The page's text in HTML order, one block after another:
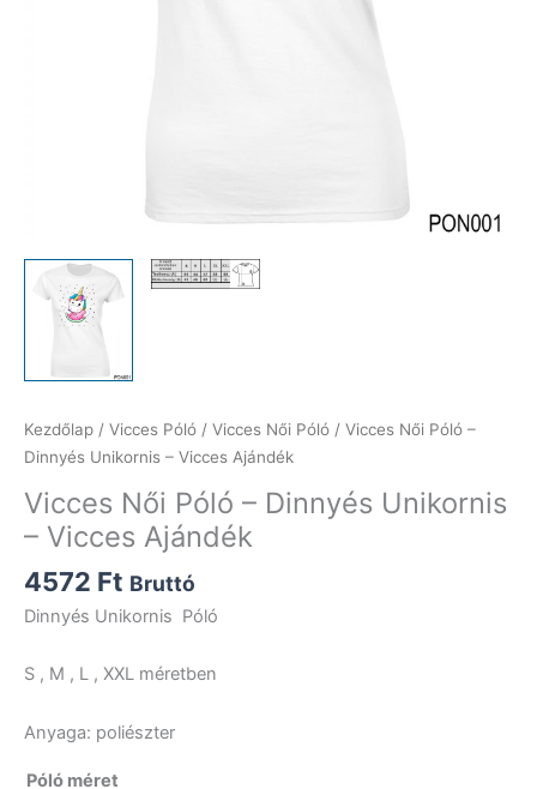
Kezdőlap / Vicces Póló / Vicces Női Póló / Vicces Női Póló –
Dinnyés Unikornis – Vicces Ajándék
Vicces Női Póló – Dinnyés Unikornis
– Vicces Ajándék
4572 Ft Bruttó
Dinnyés Unikornis Póló
S , M , L , XXL méretben
Anyaga: poliészter
Póló méret